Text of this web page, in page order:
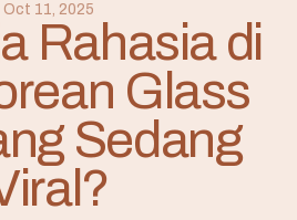
Oct 11, 2025
Rahasia di
Glass
Sedang